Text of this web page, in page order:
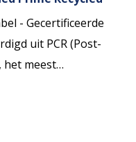
- Gecertificeerde
uit PCR (Post-
het meest